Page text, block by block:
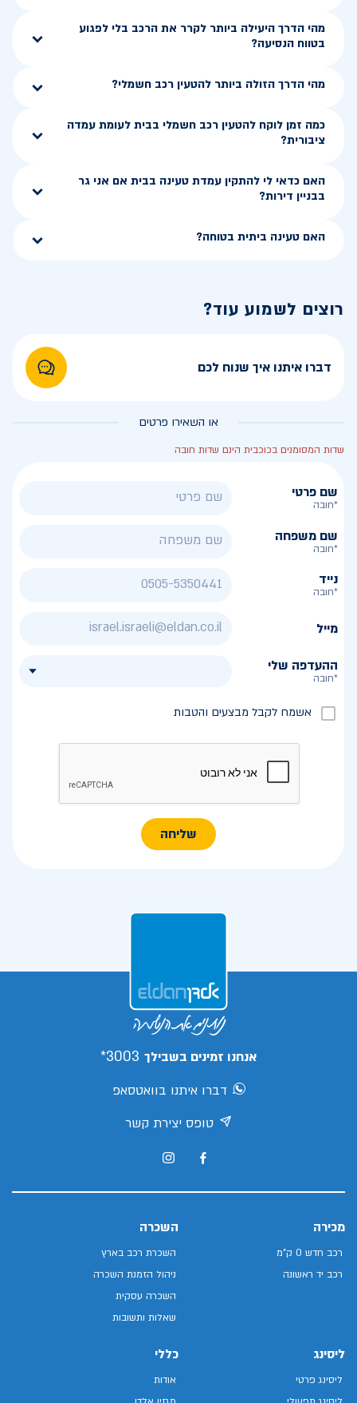
מהי הדרך היעילה ביותר לקרר את הרכב בלי לפגוע
בטווח הנסיעה?
מהי הדרך הזולה ביותר להטעין רכב חשמלי?
כמה זמן לוקח להטעין רכב חשמלי בבית לעומת עמדה
ציבורית?
האם כדאי לי להתקין עמדת טעינה בבית אם אני גר
בבניין דירות?
האם טעינה ביתית בטוחה?
רוצים לשמוע עוד?
דברו איתנו איך שנוח לכם
או השאירו פרטים
שדות המסומנים בכוכבית הינם שדות חובה
שם פרטי
*חובה
שם משפחה
*חובה
נייד
*חובה
מייל
ההעדפה שלי
*חובה
אשמח לקבל מבצעים והטבות
שליחה
אנחנו זמינים בשבילך 3003*
דברו איתנו בוואטסאפ
טופס יצירת קשר
מכירה
רכב חדש 0 ק"מ
רכב יד ראשונה
השכרה
השכרת רכב בארץ
ניהול הזמנת השכרה
השכרה עסקית
שאלות ותשובות
ליסינג
ליסינג פרטי
כללי
אודות